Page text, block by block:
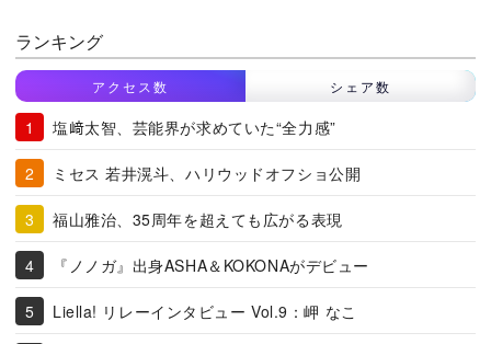
ランキング
アクセス数 シェア数
塩﨑太智、芸能界が求めていた“全力感”
ミセス 若井滉斗、ハリウッドオフショ公開
福山雅治、35周年を超えても広がる表現
『ノノガ』出身ASHA＆KOKONAがデビュー
Liella! リレーインタビュー Vol.9：岬 なこ